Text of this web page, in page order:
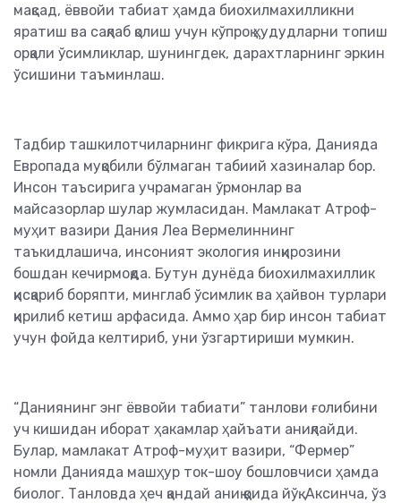
мақсад, ёввойи табиат ҳамда биохилмахилликни
яратиш ва сақлаб қолиш учун кўпроқ ҳудудларни топиш
орқали ўсимликлар, шунингдек, дарахтларнинг эркин
ўсишини таъминлаш.
Тадбир ташкилотчиларнинг фикрига кўра, Данияда
Европада муқобили бўлмаган табиий хазиналар бор.
Инсон таъсирига учрамаган ўрмонлар ва
майсазорлар шулар жумласидан. Мамлакат Атроф-
муҳит вазири Дания Леа Вермелиннинг
таъкидлашича, инсоният экология инқирозини
бошдан кечирмоқда. Бутун дунёда биохилмахиллик
қисқариб боряпти, минглаб ўсимлик ва ҳайвон турлари
қирилиб кетиш арфасида. Аммо ҳар бир инсон табиат
учун фойда келтириб, уни ўзгартириши мумкин.
“Даниянинг энг ёввойи табиати” танлови ғолибини
уч кишидан иборат ҳакамлар ҳайъати аниқлайди.
Булар, мамлакат Атроф-муҳит вазири, “Фермер”
номли Данияда машҳур ток-шоу бошловчиси ҳамда
биолог. Танловда ҳеч қандай аниқ қоида йўқ. Аксинча, ўз